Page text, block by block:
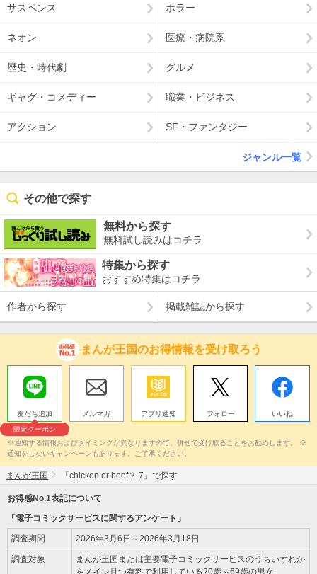
サスペンス ホラー
ネオン 医療・病院系
歴史・時代劇 グルメ
ギャグ・コメディー 職業・ビジネス
アクション SF・ファンタジー
ジャンル一覧
その他で探す
無料から探す
無料試し読みはコチラ
特集から探す
おすすめ特集はコチラ
作者から探す 掲載雑誌から探す
まんが王国のお得情報を受け取ろう
友だち追加
限定クーポン
メルマガ アプリ通知 フォロー いいね
※通知する情報およびタイミングが異なりますので、併せて受け取ることをお勧めします。 ※
通知をしないキャンペーンもあります。ご了承ください。
まんが王国 「chicken or beef？ 7」で探す
お得感No.1表記について
「電子コミックサービスに関するアンケート」
調査期間 2026年3月6日～2026年3月18日
調査対象
まんが王国または主要電子コミックサービスのうちいずれか
をメイン且つ有料で利用している20歳～69歳の男女